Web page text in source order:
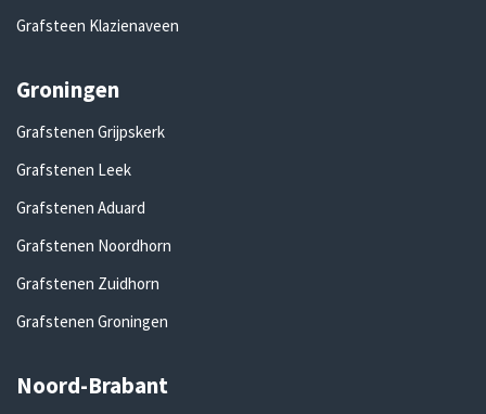
Grafsteen Klazienaveen
Groningen
Grafstenen Grijpskerk
Grafstenen Leek
Grafstenen Aduard
Grafstenen Noordhorn
Grafstenen Zuidhorn
Grafstenen Groningen
Noord-Brabant